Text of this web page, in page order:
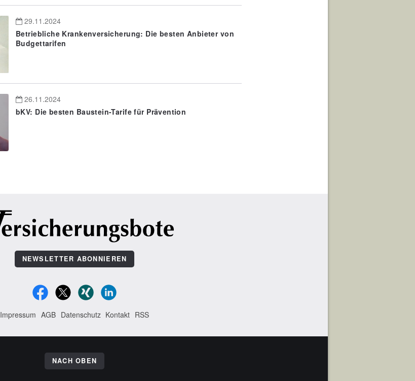
29.11.2024
Betriebliche Krankenversicherung: Die besten Anbieter von
Budgettarifen
26.11.2024
bKV: Die besten Baustein-Tarife für Prävention
NEWSLETTER ABONNIEREN
Impressum AGB Datenschutz Kontakt RSS
NACH OBEN